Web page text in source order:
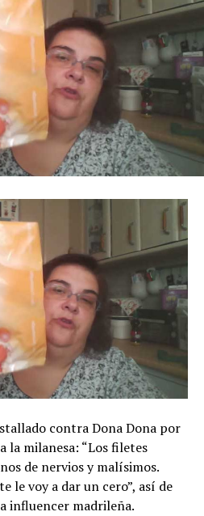
contra Dona Dona por
la milanesa: “Los filetes
de nervios y malísimos.
le voy a dar un cero”, así de
influencer madrileña.